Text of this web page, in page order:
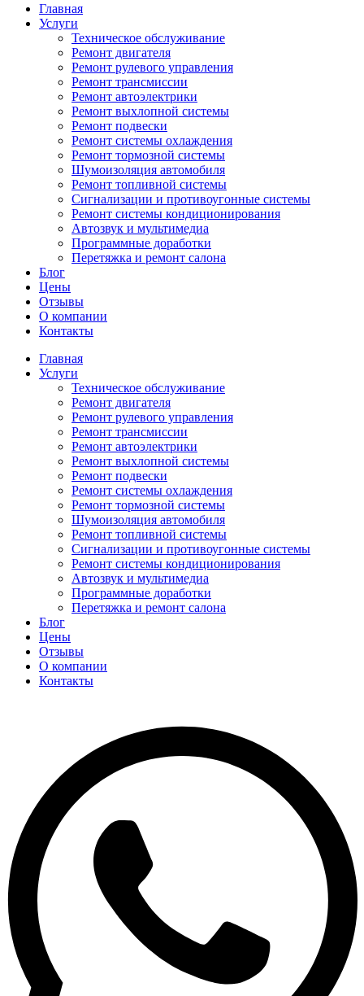
Главная
Услуги
Техническое обслуживание
Ремонт двигателя
Ремонт рулевого управления
Ремонт трансмиссии
Ремонт автоэлектрики
Ремонт выхлопной системы
Ремонт подвески
Ремонт системы охлаждения
Ремонт тормозной системы
Шумоизоляция автомобиля
Ремонт топливной системы
Сигнализации и противоугонные системы
Ремонт системы кондиционирования
Автозвук и мультимедиа
Программные доработки
Перетяжка и ремонт салона
Блог
Цены
Отзывы
О компании
Контакты
Главная
Услуги
Техническое обслуживание
Ремонт двигателя
Ремонт рулевого управления
Ремонт трансмиссии
Ремонт автоэлектрики
Ремонт выхлопной системы
Ремонт подвески
Ремонт системы охлаждения
Ремонт тормозной системы
Шумоизоляция автомобиля
Ремонт топливной системы
Сигнализации и противоугонные системы
Ремонт системы кондиционирования
Автозвук и мультимедиа
Программные доработки
Перетяжка и ремонт салона
Блог
Цены
Отзывы
О компании
Контакты